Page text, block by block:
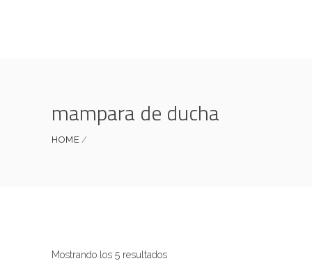
mampara de ducha
HOME
Mostrando los 5 resultados